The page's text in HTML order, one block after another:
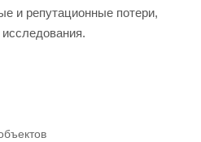
и репутационные потери,